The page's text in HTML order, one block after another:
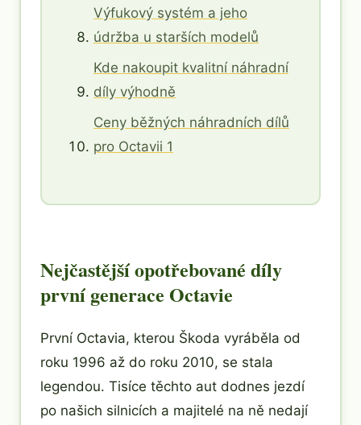
Výfukový systém a jeho
údržba u starších modelů
Kde nakoupit kvalitní náhradní
díly výhodně
Ceny běžných náhradních dílů
pro Octavii 1
Nejčastější opotřebované díly
první generace Octavie
První Octavia, kterou Škoda vyráběla od
roku 1996 až do roku 2010, se stala
legendou. Tisíce těchto aut dodnes jezdí
po našich silnicích a majitelé na ně nedají